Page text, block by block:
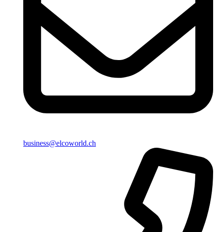
business@elcoworld.ch